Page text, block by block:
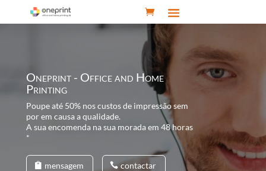
Oneprint - Office and Home
Printing
Poupe até 50% nos custos de impressão sem
por em causa a qualidade.
A sua encomenda na sua morada em 48 horas
*
mensagem contactar